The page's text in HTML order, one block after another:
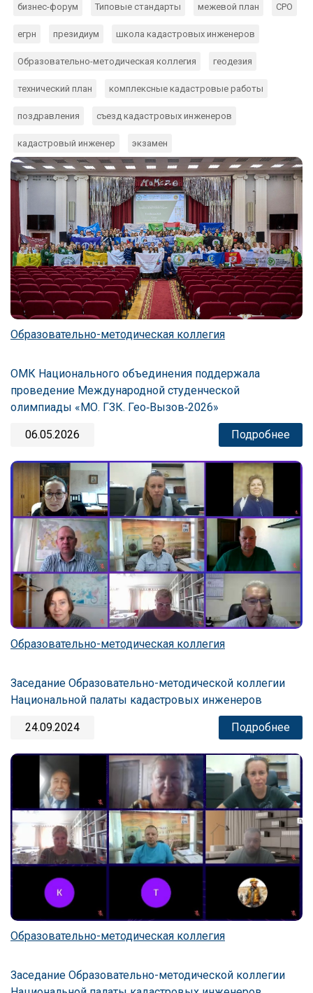
бизнес-форум Типовые стандарты межевой план СРО
егрн президиум школа кадастровых инженеров
Образовательно-методическая коллегия геодезия
технический план комплексные кадастровые работы
поздравления съезд кадастровых инженеров
кадастровый инженер экзамен
Образовательно-методическая коллегия
ОМК Национального объединения поддержала
проведение Международной студенческой
олимпиады «МО. ГЗК. Гео‑Вызов‑2026»
06.05.2026 Подробнее
Образовательно-методическая коллегия
Заседание Образовательно-методической коллегии
Национальной палаты кадастровых инженеров
24.09.2024 Подробнее
Образовательно-методическая коллегия
Заседание Образовательно-методической коллегии